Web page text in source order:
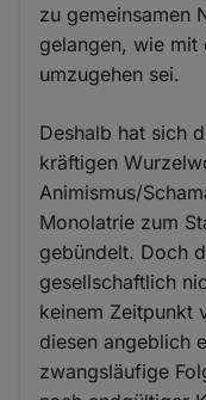
zu gemeinsamen
gelangen, wie mit
umzugehen sei.
Deshalb hat sich
kräftigen
Animismus/
Monolatrie zum
gebündelt. Doch
gesellschaftlich
keinem Zeitpunkt
diesen angeblich
zwangsläufige